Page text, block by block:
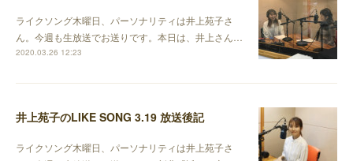
ライクソング木曜日、パーソナリティは井上苑子さ
ん。今週も生放送でお送りです。本日は、井上さん…
2020.03.26 12:23
井上苑子のLIKE SONG 3.19 放送後記
ライクソング木曜日、パーソナリティは井上苑子さ